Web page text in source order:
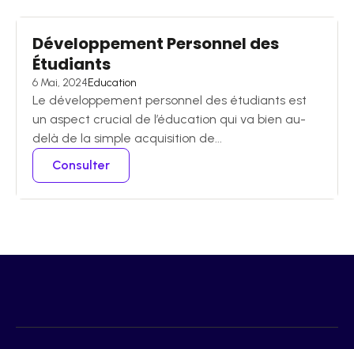
Développement Personnel des
Étudiants
6 Mai, 2024Education
Le développement personnel des étudiants est
un aspect crucial de l’éducation qui va bien au-
delà de la simple acquisition de...
Consulter